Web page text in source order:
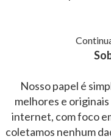
Nosso papel é
melhores e
internet, com foco
coletamos nenhum